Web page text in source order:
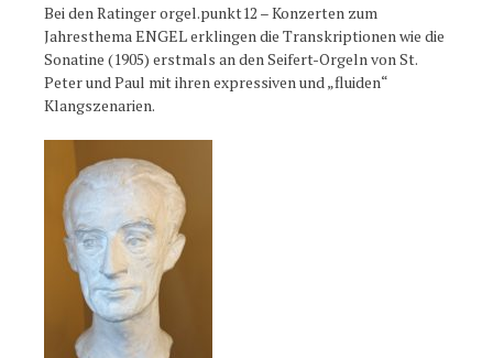
Bei den Ratinger orgel.punkt12 – Konzerten zum
Jahresthema ENGEL erklingen die Transkriptionen wie die
Sonatine (1905) erstmals an den Seifert-Orgeln von St.
Peter und Paul mit ihren expressiven und „fluiden“
Klangszenarien.